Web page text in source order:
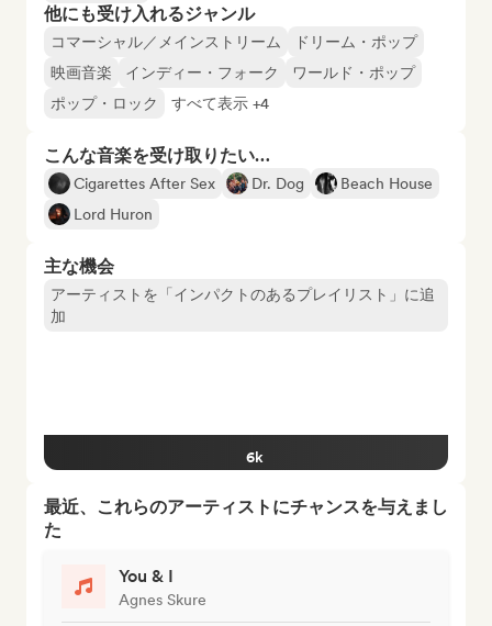
他にも受け入れるジャンル
コマーシャル／メインストリーム
ドリーム・ポップ
映画音楽
インディー・フォーク
ワールド・ポップ
ポップ・ロック
すべて表示 +4
こんな音楽を受け取りたい…
Cigarettes After Sex Dr. Dog
Beach House
Lord Huron
主な機会
アーティストを「インパクトのあるプレイリスト」に追
加
6k
最近、これらのアーティストにチャンスを与えまし
た
You & I
Agnes Skure